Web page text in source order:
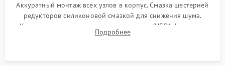
Аккуратный монтаж всех узлов в корпус. Смазка шестерней
редукторов силиконовой смазкой для снижения шума.
Установка новых расходных материалов (HEPA-фильтров,
микрофибры, щеток). Надежная фиксация разъемов и
Подробнее